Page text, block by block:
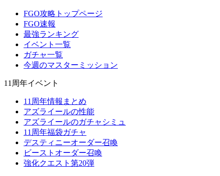
FGO攻略トップページ
FGO速報
最強ランキング
イベント一覧
ガチャ一覧
今週のマスターミッション
11周年イベント
11周年情報まとめ
アズライールの性能
アズライールのガチャシミュ
11周年福袋ガチャ
デスティニーオーダー召喚
ビーストオーダー召喚
強化クエスト第20弾